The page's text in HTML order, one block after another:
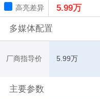
高亮差异
5.99万
多媒体配置
厂商指导价
主要参数
5.99万